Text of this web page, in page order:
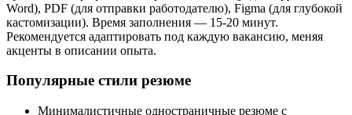
Word), PDF (для отправки работодателю), Figma (для глубокой
кастомизации). Время заполнения — 15-20 минут.
Рекомендуется адаптировать под каждую вакансию, меняя
акценты в описании опыта.
Популярные стили резюме
Минималистичные одностраничные резюме с